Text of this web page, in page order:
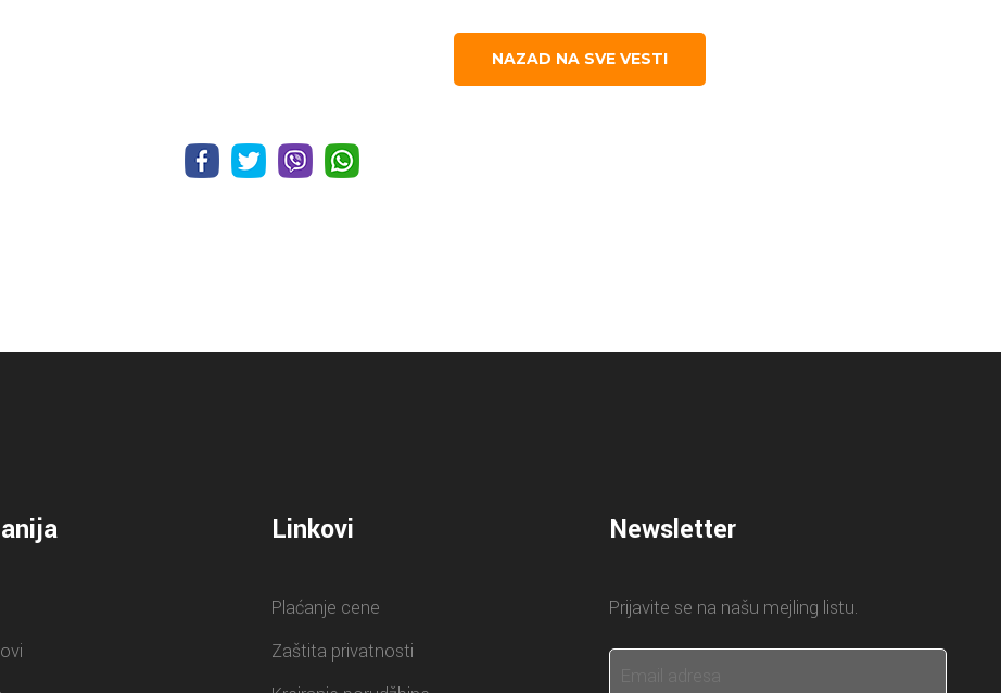
NAZAD NA SVE VESTI
Linkovi
Plaćanje cene
Zaštita privatnosti
Newsletter
Prijavite se na našu mejling listu.